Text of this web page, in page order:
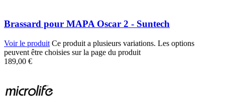
Brassard pour MAPA Oscar 2 - Suntech
Voir le produit Ce produit a plusieurs variations. Les options
peuvent être choisies sur la page du produit
189,00 €